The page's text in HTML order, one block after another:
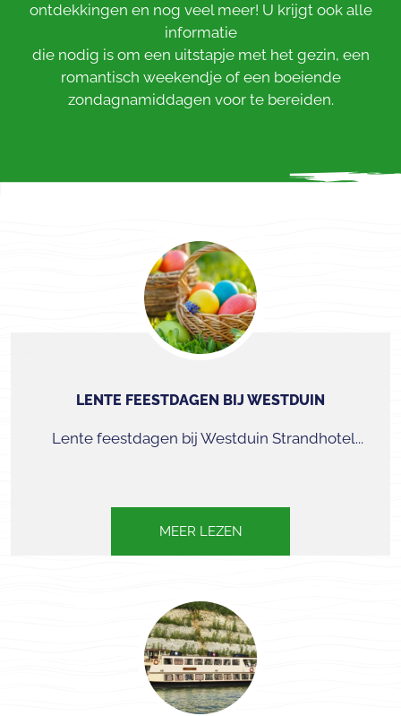
ontdekkingen en nog veel meer! U krijgt ook alle
informatie
die nodig is om een uitstapje met het gezin, een
romantisch weekendje of een boeiende
zondagnamiddagen voor te bereiden.
LENTE FEESTDAGEN BIJ WESTDUIN
Lente feestdagen bij Westduin Strandhotel...
MEER LEZEN